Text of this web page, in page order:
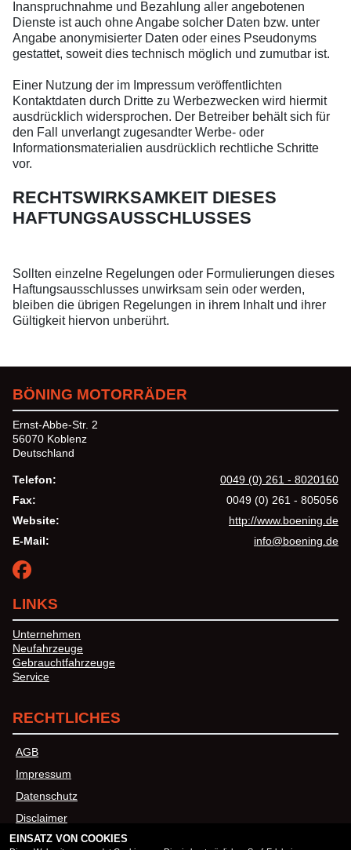
Inanspruchnahme und Bezahlung aller angebotenen
Dienste ist auch ohne Angabe solcher Daten bzw. unter
Angabe anonymisierter Daten oder eines Pseudonyms
gestattet, soweit dies technisch möglich und zumutbar ist.
Einer Nutzung der im Impressum veröffentlichten
Kontaktdaten durch Dritte zu Werbezwecken wird hiermit
ausdrücklich widersprochen. Der Betreiber behält sich für
den Fall unverlangt zugesandter Werbe- oder
Informationsmaterialien ausdrücklich rechtliche Schritte
vor.
RECHTSWIRKSAMKEIT DIESES
HAFTUNGSAUSSCHLUSSES
Sollten einzelne Regelungen oder Formulierungen dieses
Haftungsausschlusses unwirksam sein oder werden,
bleiben die übrigen Regelungen in ihrem Inhalt und ihrer
Gültigkeit hiervon unberührt.
BÖNING MOTORRÄDER
Ernst-Abbe-Str. 2
56070 Koblenz
Deutschland
Telefon:
0049 (0) 261 - 8020160
Fax:
0049 (0) 261 - 805056
Website:
http://www.boening.de
E-Mail:
info@boening.de
LINKS
Unternehmen
Neufahrzeuge
Gebrauchtfahrzeuge
Service
RECHTLICHES
AGB
Impressum
Datenschutz
Disclaimer
Barrierefreiheit
EINSATZ VON COOKIES